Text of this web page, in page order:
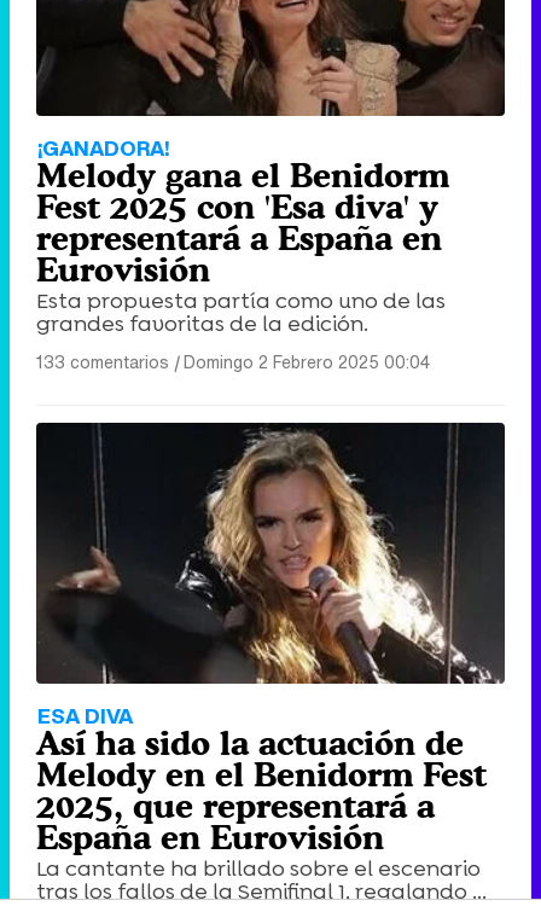
¡GANADORA!
Melody gana el Benidorm
Fest 2025 con 'Esa diva' y
representará a España en
Eurovisión
Esta propuesta partía como uno de las
grandes favoritas de la edición.
133 comentarios |Domingo 2 Febrero 2025 00:04
ESA DIVA
Así ha sido la actuación de
Melody en el Benidorm Fest
2025, que representará a
España en Eurovisión
La cantante ha brillado sobre el escenario
tras los fallos de la Semifinal 1, regalando ...